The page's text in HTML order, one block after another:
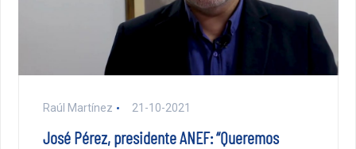
Raúl Martínez 21-10-2021
José Pérez, presidente ANEF: “Queremos